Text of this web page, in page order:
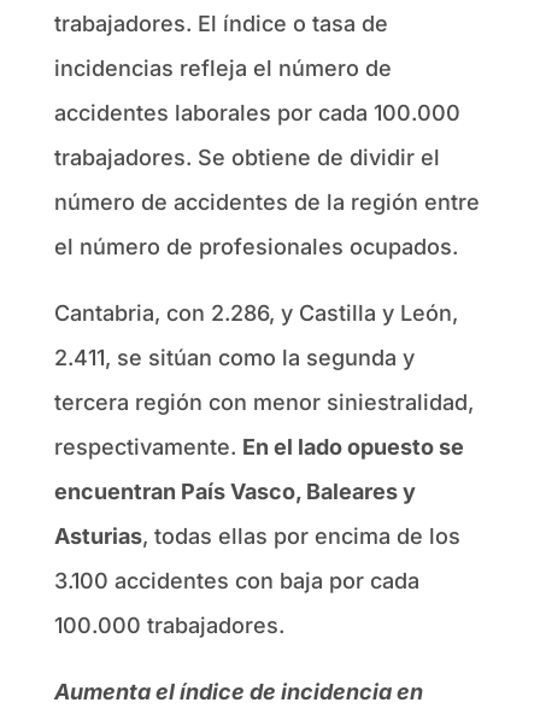
trabajadores. El índice o tasa de
incidencias refleja el número de
accidentes laborales por cada 100.000
trabajadores. Se obtiene de dividir el
número de accidentes de la región entre
el número de profesionales ocupados.
Cantabria, con 2.286, y Castilla y León,
2.411, se sitúan como la segunda y
tercera región con menor siniestralidad,
respectivamente. En el lado opuesto se
encuentran País Vasco, Baleares y
Asturias, todas ellas por encima de los
3.100 accidentes con baja por cada
100.000 trabajadores.
Aumenta el índice de incidencia en